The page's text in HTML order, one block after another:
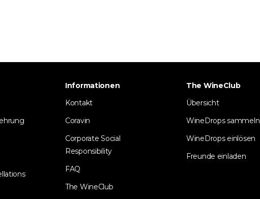
Informationen
Kontakt
Coravin
Corporate Social
Responsibility
FAQ
The WineClub
The WineClub
Übersicht
WineDrops sammeln
WineDrops einlösen
Freunde einladen